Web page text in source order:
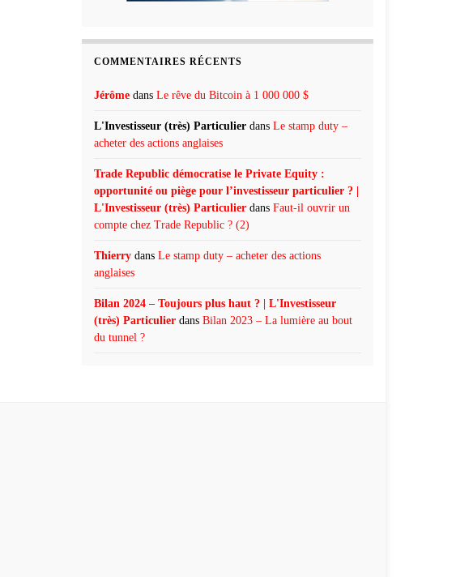
COMMENTAIRES RÉCENTS
Jérôme dans Le rêve du Bitcoin à 1 000 000 $
L'Investisseur (très) Particulier dans Le stamp duty –
acheter des actions anglaises
Trade Republic démocratise le Private Equity :
opportunité ou piège pour l’investisseur particulier ? |
L'Investisseur (très) Particulier dans Faut-il ouvrir un
compte chez Trade Republic ? (2)
Thierry dans Le stamp duty – acheter des actions
anglaises
Bilan 2024 – Toujours plus haut ? | L'Investisseur
(très) Particulier dans Bilan 2023 – La lumière au bout
du tunnel ?